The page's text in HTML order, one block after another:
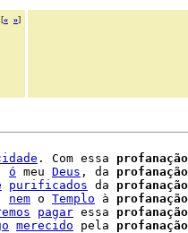
[« »]
. Com essa profanação
ó meu Deus , da profanação
purificados da profanação
nem o Templo à profanação
pagar essa profanação
merecido pela profanação